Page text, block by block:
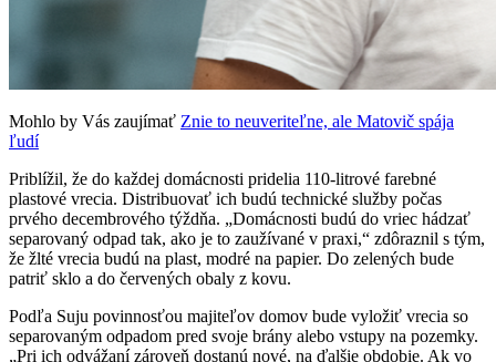
Mohlo by Vás zaujímať Znie to neuveriteľne, ale Matovič spája
ľudí
Priblížil, že do každej domácnosti pridelia 110-litrové farebné
plastové vrecia. Distribuovať ich budú technické služby počas
prvého decembrového týždňa. „Domácnosti budú do vriec hádzať
separovaný odpad tak, ako je to zaužívané v praxi,“ zdôraznil s tým,
že žlté vrecia budú na plast, modré na papier. Do zelených bude
patriť sklo a do červených obaly z kovu.
Podľa Suju povinnosťou majiteľov domov bude vyložiť vrecia so
separovaným odpadom pred svoje brány alebo vstupy na pozemky.
„Pri ich odvážaní zároveň dostanú nové, na ďalšie obdobie. Ak vo